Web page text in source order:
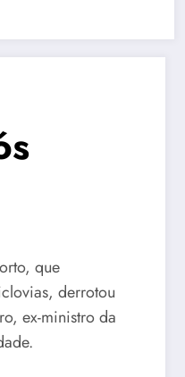
que
derrotou
ex-ministro da